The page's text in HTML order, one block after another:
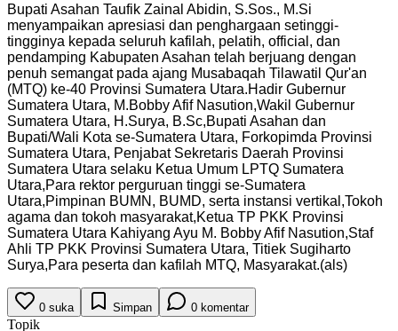
Bupati Asahan Taufik Zainal Abidin, S.Sos., M.Si
menyampaikan apresiasi dan penghargaan setinggi-
tingginya kepada seluruh kafilah, pelatih, official, dan
pendamping Kabupaten Asahan telah berjuang dengan
penuh semangat pada ajang Musabaqah Tilawatil Qur'an
(MTQ) ke-40 Provinsi Sumatera Utara.Hadir Gubernur
Sumatera Utara, M.Bobby Afif Nasution,Wakil Gubernur
Sumatera Utara, H.Surya, B.Sc,Bupati Asahan dan
Bupati/Wali Kota se-Sumatera Utara, Forkopimda Provinsi
Sumatera Utara, Penjabat Sekretaris Daerah Provinsi
Sumatera Utara selaku Ketua Umum LPTQ Sumatera
Utara,Para rektor perguruan tinggi se-Sumatera
Utara,Pimpinan BUMN, BUMD, serta instansi vertikal,Tokoh
agama dan tokoh masyarakat,Ketua TP PKK Provinsi
Sumatera Utara Kahiyang Ayu M. Bobby Afif Nasution,Staf
Ahli TP PKK Provinsi Sumatera Utara, Titiek Sugiharto
Surya,Para peserta dan kafilah MTQ, Masyarakat.(als)
0 suka Simpan 0 komentar
Topik